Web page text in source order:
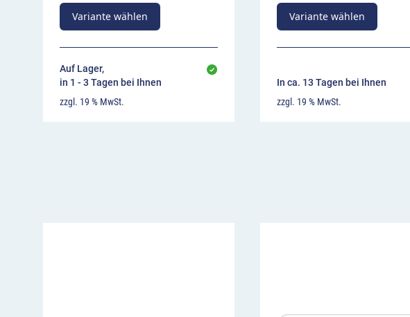
Variante wählen
Auf Lager,
in 1 - 3 Tagen bei Ihnen
zzgl. 19 % MwSt.
Variante wählen
In ca. 13 Tagen bei Ihnen
zzgl. 19 % MwSt.